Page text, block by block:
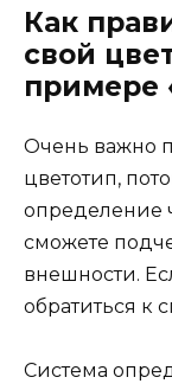
Как
свой
примере
Очень важно
цветотип,
определение
сможете
внешности.
обратиться к
Система